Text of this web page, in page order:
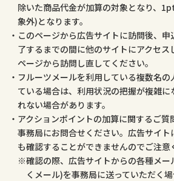
除いた商品代金が加算の対象となり、
象外)となります。
このページから広告サイトに訪問後、
了するまでの間に他のサイトにアクセス
ページから訪問し直してください。
フルーツメールを利用している複数名
ている場合は、利用状況の把握が複雑
れない場合があります。
アクションポイントの加算に関するご
事務局にお問合せください。広告サイト
も確認することができませんのでご注意
確認の際、広告サイトからの各種メ
くメール)を事務局に送っていただく